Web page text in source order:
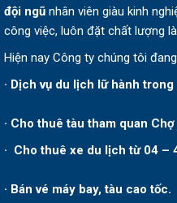
đội ngũ nhân viên giàu kinh
công việc, luôn đặt chất lượng
Hiện nay Công ty chúng tôi
· Dịch vụ du lịch lữ hành
· Cho thuê tàu tham quan
· Cho thuê xe du lịch từ 04 –
· Bán vé máy bay, tàu cao tốc.